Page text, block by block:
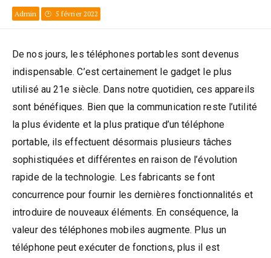
Admin 5 février 2022
De nos jours, les téléphones portables sont devenus
indispensable. C’est certainement le gadget le plus
utilisé au 21e siècle. Dans notre quotidien, ces appareils
sont bénéfiques. Bien que la communication reste l’utilité
la plus évidente et la plus pratique d’un téléphone
portable, ils effectuent désormais plusieurs tâches
sophistiquées et différentes en raison de l’évolution
rapide de la technologie. Les fabricants se font
concurrence pour fournir les dernières fonctionnalités et
introduire de nouveaux éléments. En conséquence, la
valeur des téléphones mobiles augmente. Plus un
téléphone peut exécuter de fonctions, plus il est